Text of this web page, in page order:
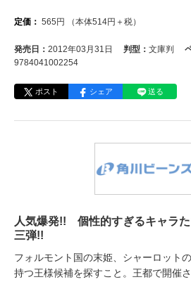
定価： 565 円 （本体514円＋税）
発売日： 2012年03月31日 判型： 文庫判
9784041002254
ポスト シェア 送る
人気爆発!! 個性的すぎるキャラ
三弾!!
フォルモント国の末姫、シャーロット
持つ王様候補を探すこと。王都で開催